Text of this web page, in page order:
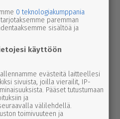
Kuukausi
palaavat pul­pet­tei­
joukossa – naa­pu­ri­
jatkuu lähes
0 teknologiakumppania
paremman
sisältöä ja
käyttöön
evästeitä laitteellesi
sivuista, joilla vierailit, IP-
Pääset tutustumaan
ja
välilehdellä.
toimivuuteen ja